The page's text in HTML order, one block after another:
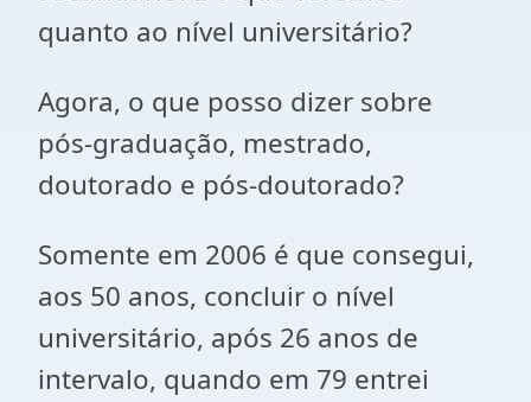
quanto ao nível universitário?
Agora, o que posso dizer sobre
pós-graduação, mestrado,
doutorado e pós-doutorado?
Somente em 2006 é que consegui,
aos 50 anos, concluir o nível
universitário, após 26 anos de
intervalo, quando em 79 entrei